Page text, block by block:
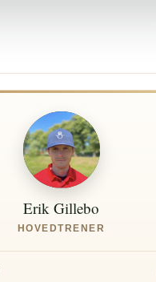
Erik Gillebo
HOVEDTRENER